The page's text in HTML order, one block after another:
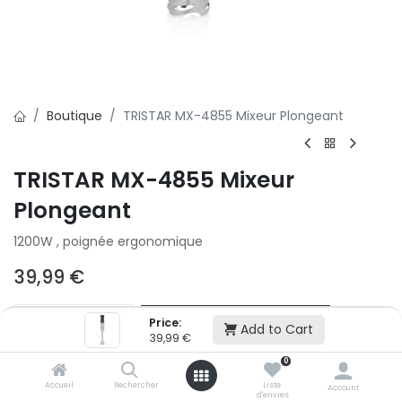
Price:
39,99 € Add to Cart
Accueil Rechercher
0
Liste
d'envies
Account
Boutique TRISTAR MX-4855 Mixeur Plongeant
TRISTAR MX-4855 Mixeur
Plongeant
1200W , poignée ergonomique
39,99 €
Ajouter au panier
Ajouter à la liste d'envie